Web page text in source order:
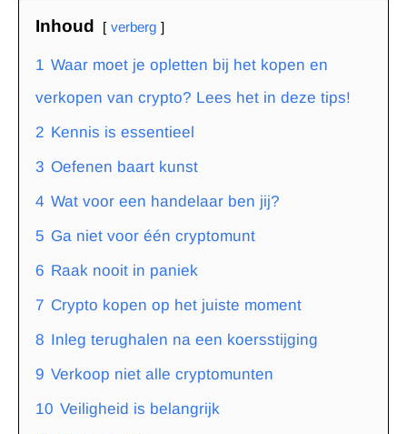
Inhoud verberg
1 Waar moet je opletten bij het kopen en
verkopen van crypto? Lees het in deze tips!
2 Kennis is essentieel
3 Oefenen baart kunst
4 Wat voor een handelaar ben jij?
5 Ga niet voor één cryptomunt
6 Raak nooit in paniek
7 Crypto kopen op het juiste moment
8 Inleg terughalen na een koersstijging
9 Verkoop niet alle cryptomunten
10 Veiligheid is belangrijk